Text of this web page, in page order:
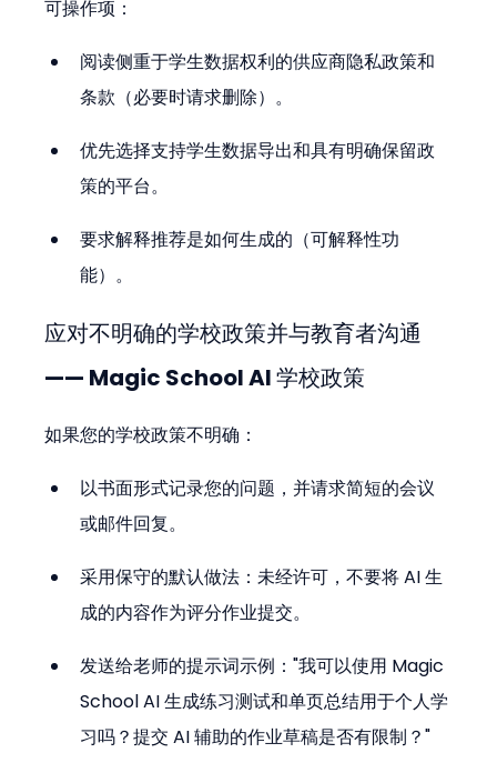
可操作项：
阅读侧重于学生数据权利的供应商隐私政策和
条款（必要时请求删除）。
优先选择支持学生数据导出和具有明确保留政
策的平台。
要求解释推荐是如何生成的（可解释性功
能）。
应对不明确的学校政策并与教育者沟通
—— Magic School AI 学校政策
如果您的学校政策不明确：
以书面形式记录您的问题，并请求简短的会议
或邮件回复。
采用保守的默认做法：未经许可，不要将 AI 生
成的内容作为评分作业提交。
发送给老师的提示词示例："我可以使用 Magic
School AI 生成练习测试和单页总结用于个人学
习吗？提交 AI 辅助的作业草稿是否有限制？"